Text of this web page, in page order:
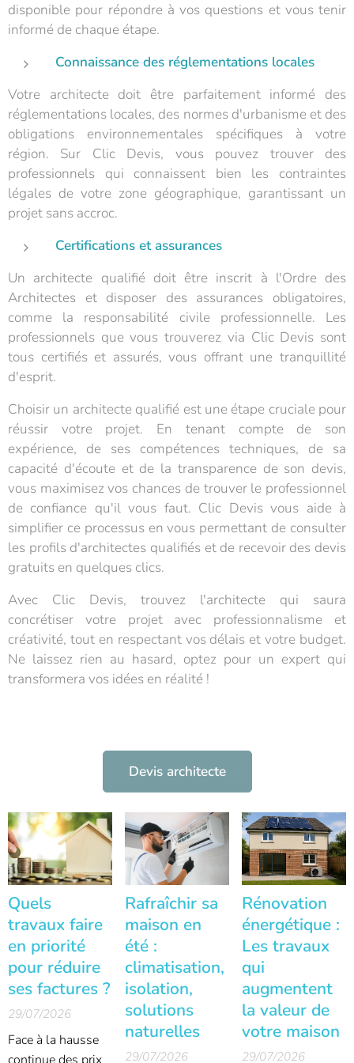
disponible pour répondre à vos questions et vous tenir
informé de chaque étape.
Connaissance des réglementations locales
Votre architecte doit être parfaitement informé des
réglementations locales, des normes d'urbanisme et des
obligations environnementales spécifiques à votre
région. Sur Clic Devis, vous pouvez trouver des
professionnels qui connaissent bien les contraintes
légales de votre zone géographique, garantissant un
projet sans accroc.
Certifications et assurances
Un architecte qualifié doit être inscrit à l'Ordre des
Architectes et disposer des assurances obligatoires,
comme la responsabilité civile professionnelle. Les
professionnels que vous trouverez via Clic Devis sont
tous certifiés et assurés, vous offrant une tranquillité
d'esprit.
Choisir un architecte qualifié est une étape cruciale pour
réussir votre projet. En tenant compte de son
expérience, de ses compétences techniques, de sa
capacité d'écoute et de la transparence de son devis,
vous maximisez vos chances de trouver le professionnel
de confiance qu'il vous faut. Clic Devis vous aide à
simplifier ce processus en vous permettant de consulter
les profils d'architectes qualifiés et de recevoir des devis
gratuits en quelques clics.
Avec Clic Devis, trouvez l'architecte qui saura
concrétiser votre projet avec professionnalisme et
créativité, tout en respectant vos délais et votre budget.
Ne laissez rien au hasard, optez pour un expert qui
transformera vos idées en réalité !
Devis architecte
Quels
travaux faire
en priorité
pour réduire
ses factures ?
29/07/2026
Face à la hausse
Rafraîchir sa
maison en
été :
climatisation,
isolation,
solutions
naturelles
29/07/2026
Rénovation
énergétique :
Les travaux
qui
augmentent
la valeur de
votre maison
29/07/2026